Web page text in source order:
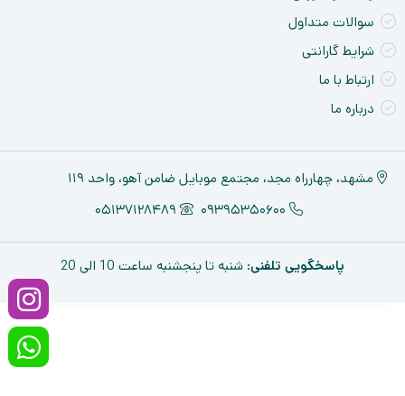
سوالات متداول
شرایط گارانتی
ارتباط با ما
درباره ما
مشهد، چهارراه مجد، مجتمع موبایل ضامن آهو، واحد ۱۱۹
09395350600
05137128489
پاسخگویی تلفنی: شنبه تا پنجشنبه ساعت 10 الی 20